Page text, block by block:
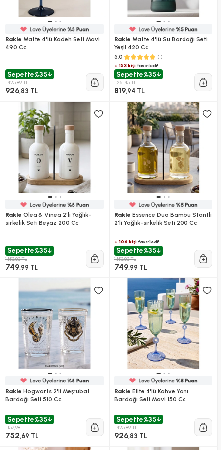
Rakle Matte 4'lü Kadeh Seti Mavi
490 Cc
Sepette%35
1.425,89 TL
926,83 TL
Rakle Matte 4'lü Su Bardağı Seti
Yeşil 420 Cc
5.0 (1)
+ 153 kişifavoriledi!
Sepette%35
1.261,45 TL
819,94 TL
Rakle Olea & Vinea 2'li Yağlık-
sirkelik Seti Beyaz 200 Cc
Sepette%35
1.153,83 TL
749,99 TL
Rakle Essence Duo Bambu Stantlı
2'li Yağlık-sirkelik Seti 200 Cc
+ 106 kişifavoriledi!
Sepette%35
1.153,83 TL
749,99 TL
Rakle Hogwarts 2'li Meşrubat
Bardağı Seti 510 Cc
Sepette%35
1.157,98 TL
752,69 TL
Rakle Elite 4'lü Kahve Yanı
Bardağı Seti Mavi 150 Cc
Sepette%35
1.425,89 TL
926,83 TL